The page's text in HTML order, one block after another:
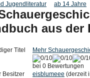
Jugendliteratur ab 14 Jahre
aus der
Titel
Mehr
bei 0 Bewertungen
Besitzer
eisblumeee (derzeit